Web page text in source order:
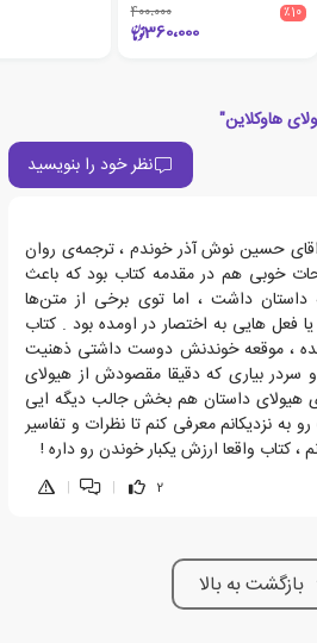
٪10 400،000
360،000
هاوکلاین"
نظر خود را بنویسید
حسین نوش آذر خوندم ، ترجمه‌ی روان
خوبی هم در مقدمه کتاب بود که باعث
داشت ، اما توی برخی از متن‌ها
فعل هایی به اختصار در اومده بود . کتاب
، موقعه خوندنش دوست داشتی ذهنیت
سردر بیاری که دقیقا مقصودش از هیولای
داستان هم بخش جالب دیگه ایی
نزدیکانم معرفی کنم تا نظرات و تفاسیر
، کتاب واقعا ارزش یکبار خوندن رو داره !
2
|
|
بازگشت به بالا